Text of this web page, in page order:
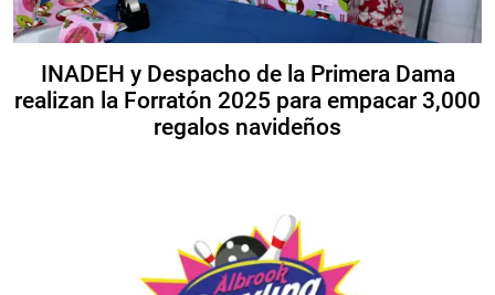
INADEH y Despacho de la Primera Dama
realizan la Forratón 2025 para empacar 3,000
regalos navideños